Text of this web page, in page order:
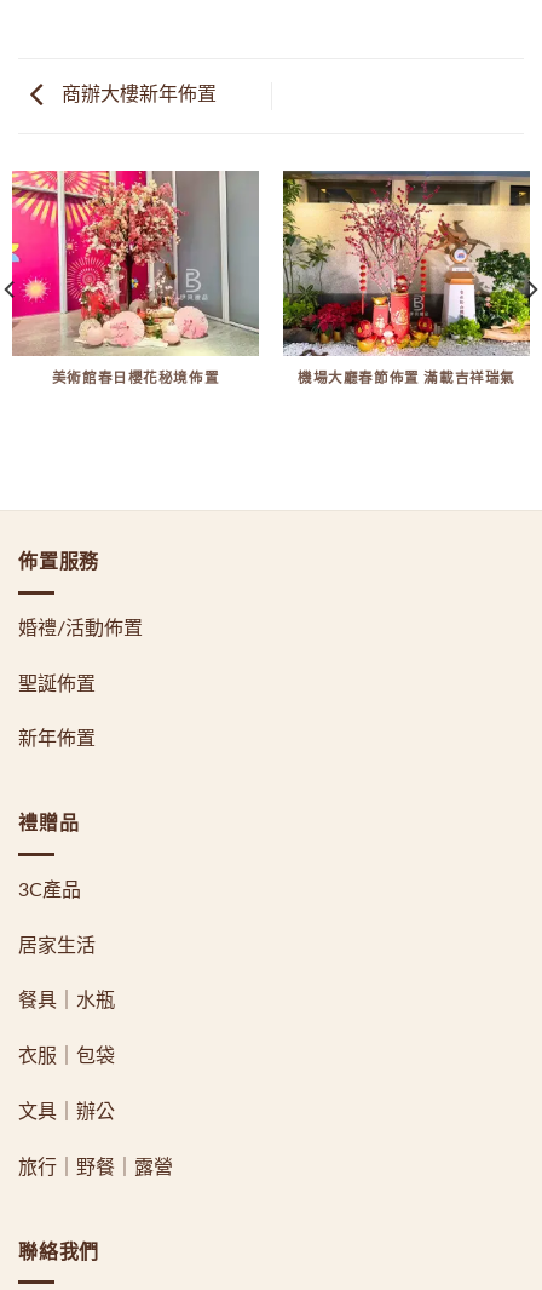
商辦大樓新年佈置
美術館春日櫻花秘境佈置 機場大廳春節佈置 滿載吉祥瑞氣
佈置服務
婚禮/活動佈置
聖誕佈置
新年佈置
禮贈品
3C產品
居家生活
餐具｜水瓶
衣服｜包袋
文具｜辦公
旅行｜野餐｜露營
聯絡我們